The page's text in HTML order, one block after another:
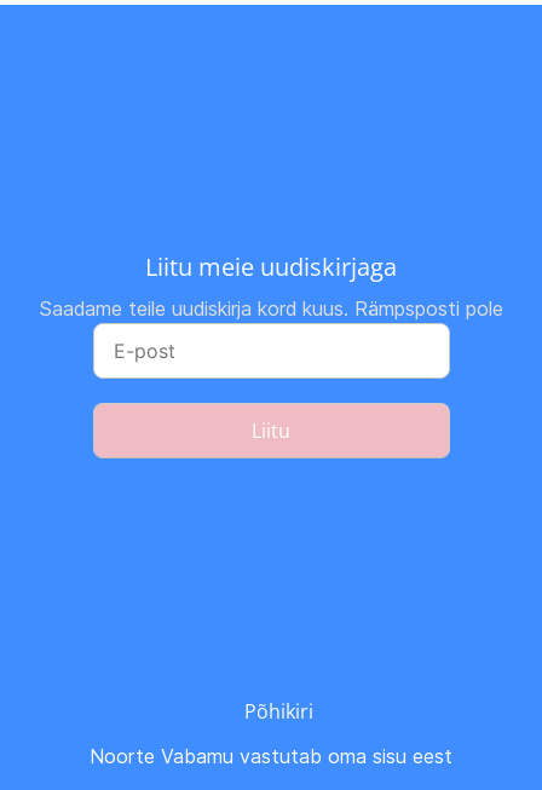
Liitu meie uudiskirjaga
Saadame teile uudiskirja kord kuus. Rämpsposti pole
Liitu
Noorte Vabamu vastutab oma sisu eest
Põhikiri